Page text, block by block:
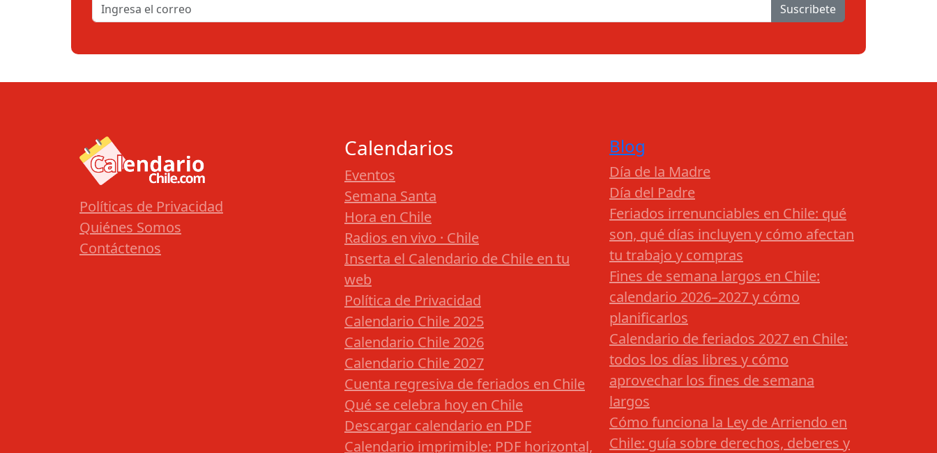
Suscribete
Políticas de Privacidad
Quiénes Somos
Contáctenos
Calendarios
Eventos
Semana Santa
Hora en Chile
Radios en vivo · Chile
Inserta el Calendario de Chile en tu
web
Política de Privacidad
Calendario Chile 2025
Calendario Chile 2026
Calendario Chile 2027
Cuenta regresiva de feriados en Chile
Qué se celebra hoy en Chile
Descargar calendario en PDF
Calendario imprimible: PDF horizontal,
Blog
Día de la Madre
Día del Padre
Feriados irrenunciables en Chile: qué
son, qué días incluyen y cómo afectan
tu trabajo y compras
Fines de semana largos en Chile:
calendario 2026–2027 y cómo
planificarlos
Calendario de feriados 2027 en Chile:
todos los días libres y cómo
aprovechar los fines de semana
largos
Cómo funciona la Ley de Arriendo en
Chile: guía sobre derechos, deberes y